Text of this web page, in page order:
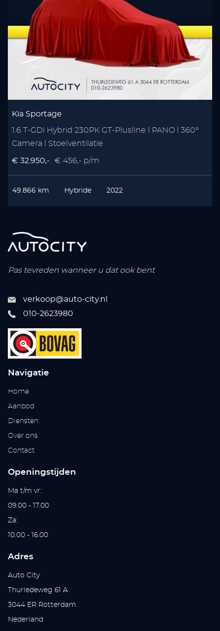
Kia Sportage
1.6 T-GDi Hybrid 230PK GT-Plusline l PANO l 360°
Camera l Stoelventilatie
€ 32.950,- € 456,- p/m
49.866 km Hybride 2022
Pas tevreden wanneer u dat ook bent
verkoop@auto-city.nl
010-2623980
Navigatie
Home
Aanbod
Diensten
Over ons
Contact
Openingstijden
Ma t/m vr:
09.00 - 17.00
Za:
10.00 - 16.00
Adres
Auto City
Thurledeweg 61 A
3044 ER Rotterdam
Nederland